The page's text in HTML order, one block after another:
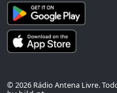
© 2026 Rádio Antena Livre.